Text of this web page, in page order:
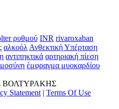
ρυθμού INR rivaroxaban
αλκοόλ Ανθεκτική Υπέρταση
αντιπηκτικά αρτηριακή πίεση
έμφραγμα μυοκαρδίου
ΒΟΛΤYΡΑΚΗΣ
Statement | Terms Of Use